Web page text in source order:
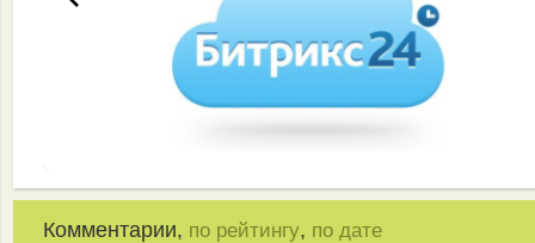
Комментарии, по рейтингу, по дате